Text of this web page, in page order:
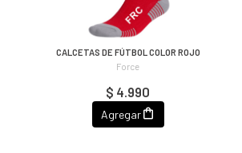
CALCETAS DE FÚTBOL COLOR ROJO
Force
$ 4.990
Agregar